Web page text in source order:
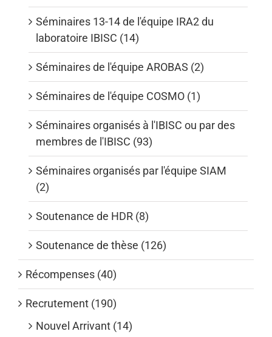
Séminaires 13-14 de l'équipe IRA2 du
laboratoire IBISC (14)
Séminaires de l'équipe AROBAS (2)
Séminaires de l'équipe COSMO (1)
Séminaires organisés à l'IBISC ou par des
membres de l'IBISC (93)
Séminaires organisés par l'équipe SIAM
(2)
Soutenance de HDR (8)
Soutenance de thèse (126)
Récompenses (40)
Recrutement (190)
Nouvel Arrivant (14)